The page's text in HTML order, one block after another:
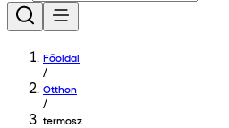
Főoldal
/
Otthon
/
termosz